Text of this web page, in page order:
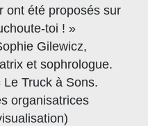
ont été proposés sur
toi ! »
Gilewicz,
et sophrologue.
Le Truck à Sons.
organisatrices